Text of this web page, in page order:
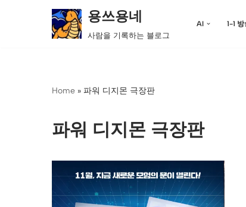
용쓰용네
사람을 기록하는 블로그
AI 1-1 방
Home » 파워 디지몬 극장판
파워 디지몬 극장판